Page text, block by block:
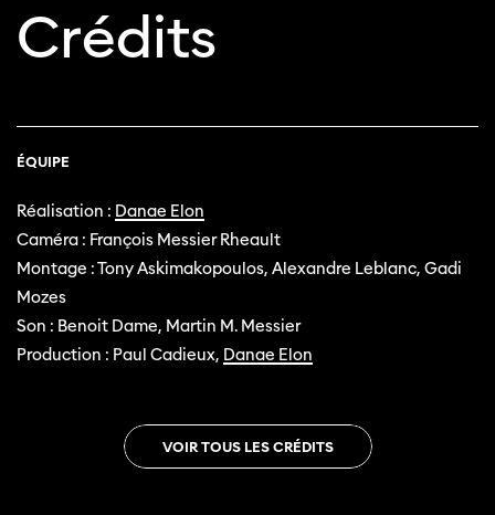
Crédits
ÉQUIPE
Réalisation : Danae Elon
Caméra : François Messier Rheault
Montage : Tony Askimakopoulos, Alexandre Leblanc, Gadi
Mozes
Son : Benoit Dame, Martin M. Messier
Production : Paul Cadieux, Danae Elon
VOIR TOUS LES CRÉDITS